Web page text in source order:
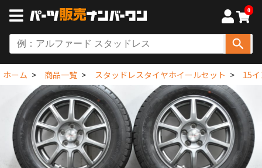
0
ホーム 商品一覧 スタッドレスタイヤホイールセット 15